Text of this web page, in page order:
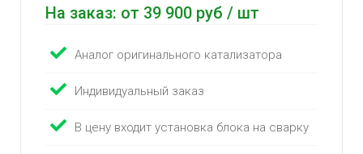
На заказ: от 39 900 руб / шт
Аналог оригинального катализатора
Индивидуальный заказ
В цену входит установка блока на сварку